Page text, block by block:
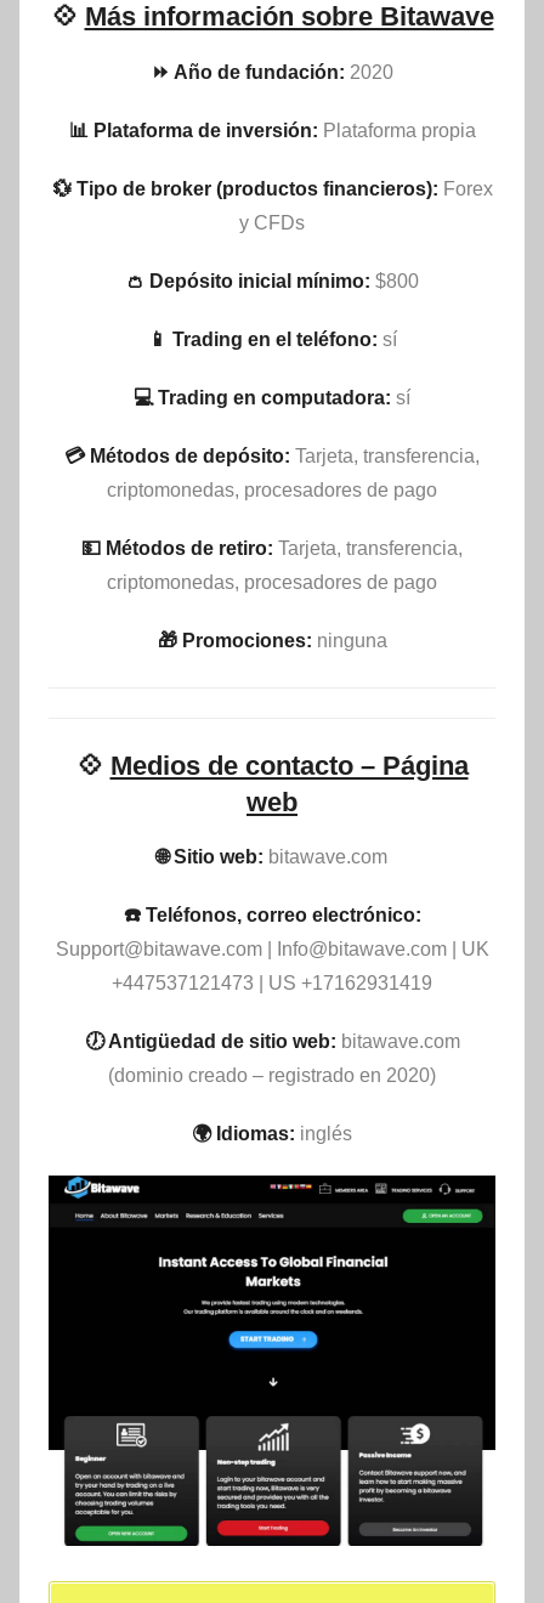
💠 Más información sobre Bitawave
⏩ Año de fundación: 2020
📊 Plataforma de inversión: Plataforma propia
💱 Tipo de broker (productos financieros): Forex
y CFDs
👛 Depósito inicial mínimo: $800
📱 Trading en el teléfono: sí
💻 Trading en computadora: sí
💳 Métodos de depósito: Tarjeta, transferencia,
criptomonedas, procesadores de pago
💵​ Métodos de retiro: Tarjeta, transferencia,
criptomonedas, procesadores de pago
🎁 Promociones: ninguna
💠 Medios de contacto – Página
web
🌐 Sitio web: bitawave.com
☎️ Teléfonos, correo electrónico:
Support@bitawave.com| Info@bitawave.com| UK
+447537121473 | US +17162931419
🕖 Antigüedad de sitio web: bitawave.com
(dominio creado – registrado en 2020)
🌍 Idiomas: inglés